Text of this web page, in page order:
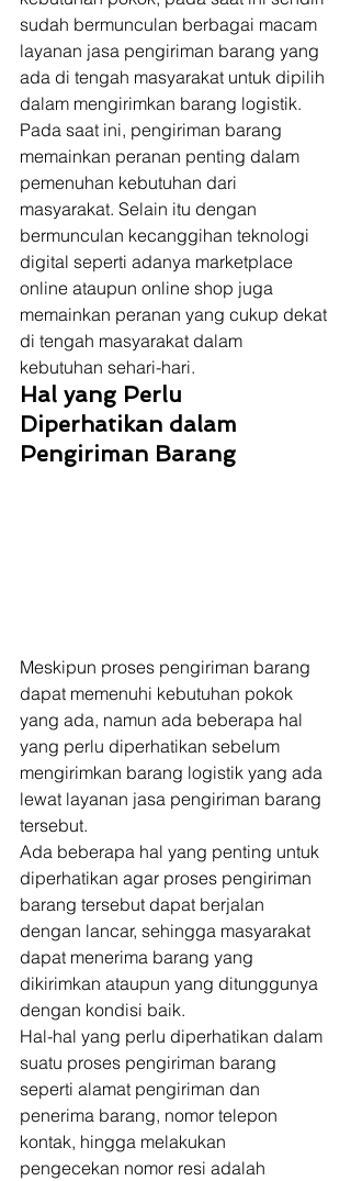
sudah bermunculan berbagai macam
layanan jasa pengiriman barang yang
ada di tengah masyarakat untuk dipilih
dalam mengirimkan barang logistik.
Pada saat ini, pengiriman barang
memainkan peranan penting dalam
pemenuhan kebutuhan dari
masyarakat. Selain itu dengan
bermunculan kecanggihan teknologi
digital seperti adanya marketplace
online ataupun online shop juga
memainkan peranan yang cukup dekat
di tengah masyarakat dalam
kebutuhan sehari-hari.
Hal yang Perlu
Diperhatikan dalam
Pengiriman Barang
Meskipun proses pengiriman barang
dapat memenuhi kebutuhan pokok
yang ada, namun ada beberapa hal
yang perlu diperhatikan sebelum
mengirimkan barang logistik yang ada
lewat layanan jasa pengiriman barang
tersebut.
Ada beberapa hal yang penting untuk
diperhatikan agar proses pengiriman
barang tersebut dapat berjalan
dengan lancar, sehingga masyarakat
dapat menerima barang yang
dikirimkan ataupun yang ditunggunya
dengan kondisi baik.
Hal-hal yang perlu diperhatikan dalam
suatu proses pengiriman barang
seperti alamat pengiriman dan
penerima barang, nomor telepon
kontak, hingga melakukan
pengecekan nomor resi adalah